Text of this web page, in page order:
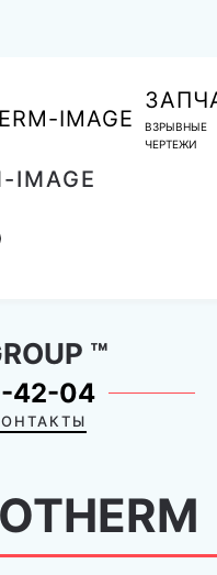
ВЗРЫВНЫЕ
ЧЕРТЕЖИ
™
42-04